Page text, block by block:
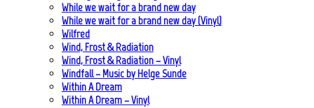
While we wait for a brand new day
While we wait for a brand new day (Vinyl)
Wilfred
Wind, Frost & Radiation
Wind, Frost & Radiation – Vinyl
Windfall – Music by Helge Sunde
Within A Dream
Within A Dream – Vinyl